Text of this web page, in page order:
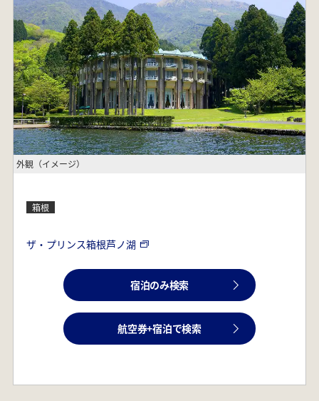
外観（イメージ）
箱根
ザ・プリンス箱根芦ノ湖
宿泊のみ検索
航空券+宿泊で検索